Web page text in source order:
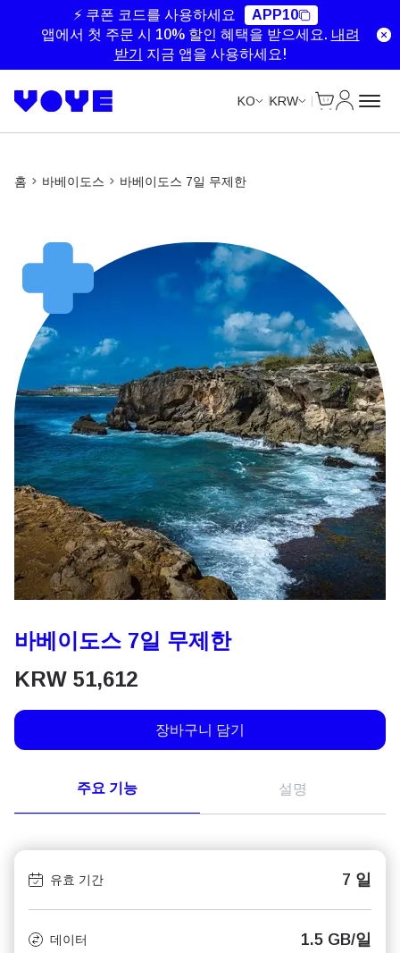
⚡ 쿠폰 코드를 사용하세요
APP10
앱에서 첫 주문 시 10% 할인 혜택을 받으세요. 내려
받기
지금 앱을 사용하세요!
KO KRW
홈 바베이도스 바베이도스 7일 무제한
바베이도스 7일 무제한
KRW 51,612
장바구니 담기
주요 기능 설명
유효 기간 7 일
데이터 1.5 GB/일
Unlimited Data
Unlimited Data
Unlimited Data